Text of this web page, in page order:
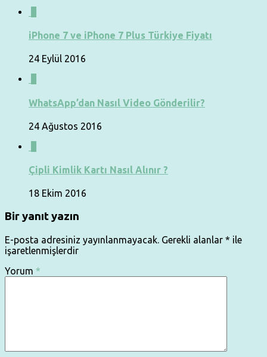
iPhone 7 ve iPhone 7 Plus Türkiye Fiyatı
24 Eylül 2016
WhatsApp’dan Nasıl Video Gönderilir?
24 Ağustos 2016
Çipli Kimlik Kartı Nasıl Alınır ?
18 Ekim 2016
Bir yanıt yazın
E-posta adresiniz yayınlanmayacak. Gerekli alanlar * ile
işaretlenmişlerdir
Yorum *